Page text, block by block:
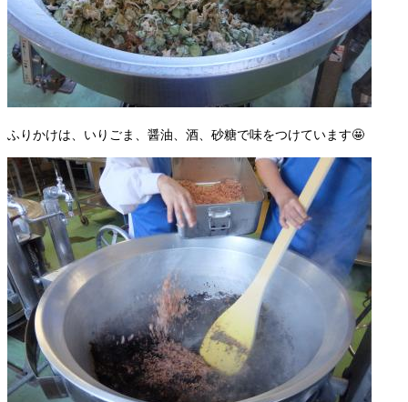
ふりかけは、いりごま、醤油、酒、砂糖で味をつけています🤩